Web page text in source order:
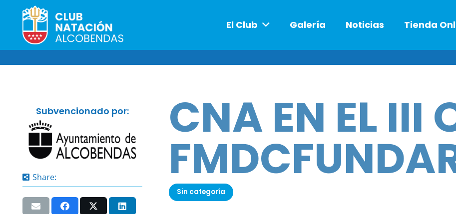
El Club Galería Noticias Tienda
Subvencionado por:
Share:
CNA EN EL III
Sin categoría